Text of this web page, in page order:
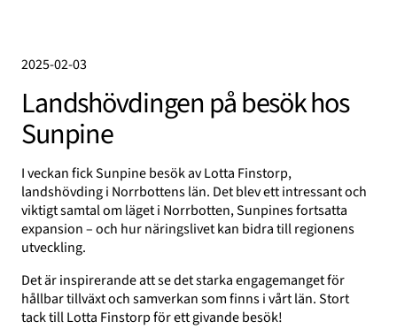
Landshövdingen på besök hos
Sunpine
I veckan fick Sunpine besök av Lotta Finstorp,
landshövding i Norrbottens län. Det blev ett intressant och
viktigt samtal om läget i Norrbotten, Sunpines fortsatta
expansion – och hur näringslivet kan bidra till regionens
utveckling.
Det är inspirerande att se det starka engagemanget för
hållbar tillväxt och samverkan som finns i vårt län. Stort
tack tillLotta Finstorp för ett givande besök!
2025-02-03